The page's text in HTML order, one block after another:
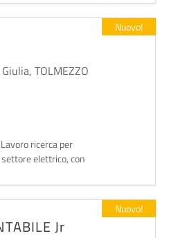
con partner
calendario attività; -
logistica,
,TOLMEZZO
ricerca per
elettrico, con
La ricerca
sia a candidati
risorsa verrà inserita
periodo di
Nuovo!
Jr
Nuovo!